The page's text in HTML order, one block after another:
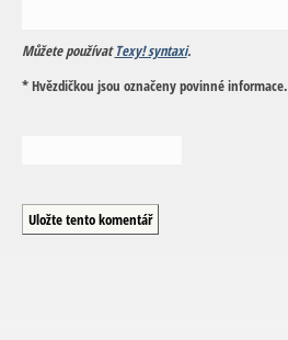
Můžete používatTexy! syntaxi.
* Hvězdičkou jsou označeny povinné informace.